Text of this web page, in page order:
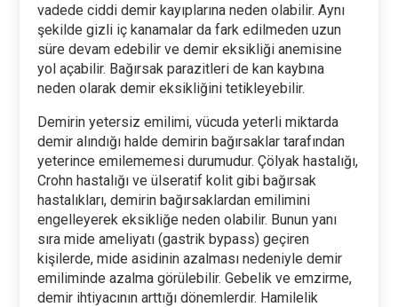
vadede ciddi demir kayıplarına neden olabilir. Aynı
şekilde gizli iç kanamalar da fark edilmeden uzun
süre devam edebilir ve demir eksikliği anemisine
yol açabilir. Bağırsak parazitleri de kan kaybına
neden olarak demir eksikliğini tetikleyebilir.
Demirin yetersiz emilimi, vücuda yeterli miktarda
demir alındığı halde demirin bağırsaklar tarafından
yeterince emilememesi durumudur. Çölyak hastalığı,
Crohn hastalığı ve ülseratif kolit gibi bağırsak
hastalıkları, demirin bağırsaklardan emilimini
engelleyerek eksikliğe neden olabilir. Bunun yanı
sıra mide ameliyatı (gastrik bypass) geçiren
kişilerde, mide asidinin azalması nedeniyle demir
emiliminde azalma görülebilir. Gebelik ve emzirme,
demir ihtiyacının arttığı dönemlerdir. Hamilelik